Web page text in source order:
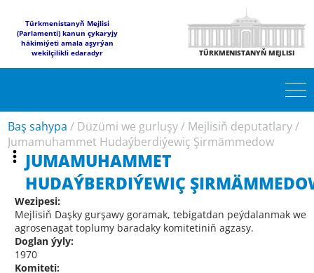
Türkmenistanyň Mejlisi
(Parlamenti) kanun çykaryjy
häkimiýeti amala aşyrýan
wekilçilikli edaradyr
TÜRKMENISTANYŇ MEJLISI
Baş sahypa / Düzümi we gurluşy/ Mejlisiň deputatlary/
Jumamuhammet Hudaýberdiýewiç Şirmämmedow
JUMAMUHAMMET
HUDAÝBERDIÝEWIÇ
Wezipesi:
Mejlisiň Daşky gurşawy goramak, tebigatdan peýdalanmak we
agrosenagat toplumy baradaky komitetiniň agzasy.
Doglan ýyly:
1970
Komiteti: